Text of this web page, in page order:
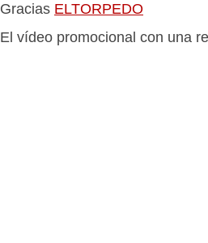
Gracias ELTORPEDO
El vídeo promocional con una